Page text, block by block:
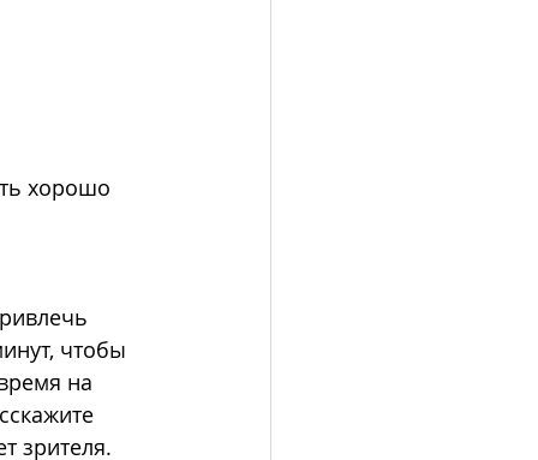
хорошо
чтобы
на
зрителя.